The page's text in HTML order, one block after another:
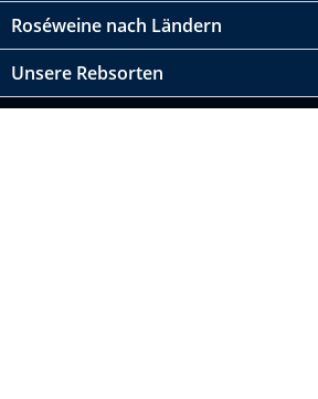
Roséweine nach Ländern
Unsere Rebsorten